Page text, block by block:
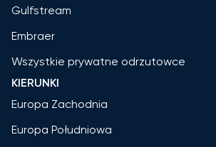
Gulfstream
Embraer
Wszystkie prywatne odrzutowce
KIERUNKI
Europa Zachodnia
Europa Południowa